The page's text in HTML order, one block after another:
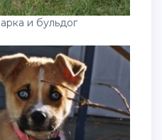
и бульдог